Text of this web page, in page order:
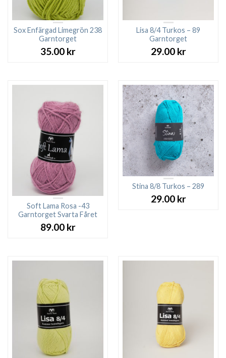
Sox Enfärgad Limegrön 238
Garntorget
35.00 kr
Lisa 8/4 Turkos – 89
Garntorget
29.00 kr
Soft Lama Rosa -43
Garntorget Svarta Fåret
89.00 kr
Stina 8/8 Turkos – 289
29.00 kr